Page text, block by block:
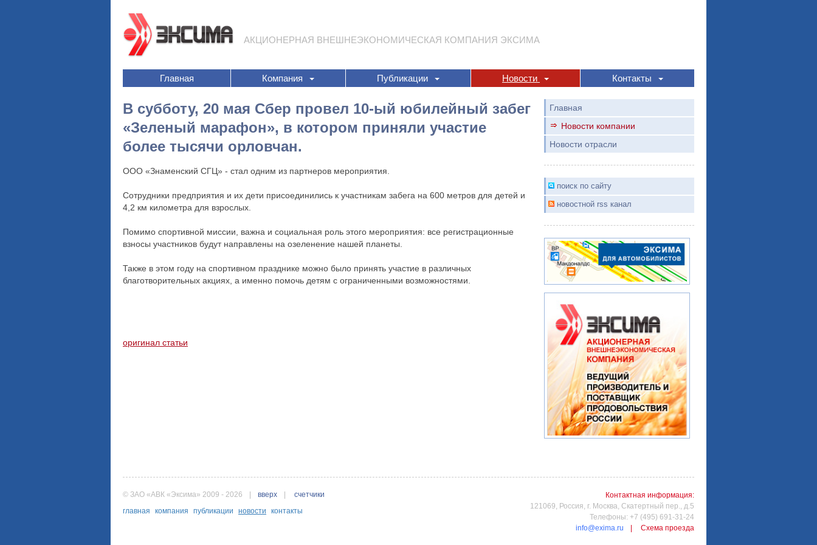
АКЦИОНЕРНАЯ ВНЕШНЕЭКОНОМИЧЕСКАЯ КОМПАНИЯ ЭКСИМА
Главная Компания Публикации Новости Контакты
В субботу, 20 мая Сбер провел 10-ый юбилейный забег
«Зеленый марафон», в котором приняли участие
более тысячи орловчан.
ООО «Знаменский СГЦ» - стал одним из партнеров мероприятия.
Сотрудники предприятия и их дети присоединились к участникам забега на 600 метров для детей и
4,2 км километра для взрослых.
Помимо спортивной миссии, важна и социальная роль этого мероприятия: все регистрационные
взносы участников будут направлены на озеленение нашей планеты.
Также в этом году на спортивном празднике можно было принять участие в различных
благотворительных акциях, а именно помочь детям с ограниченными возможностями.
оригинал статьи
Главная
Новости компании
Новости отрасли
поиск по сайту
новостной rss канал
© ЗАО «АВК «Эксима» 2009 - 2026 вверх
счетчики
главная
компания публикации новости контакты
Контактная информация:
121069, Россия, г. Москва, Скатертный пер., д.5
Телефоны: +7 (495) 691-31-24
info@exima.ru
Схема проезда